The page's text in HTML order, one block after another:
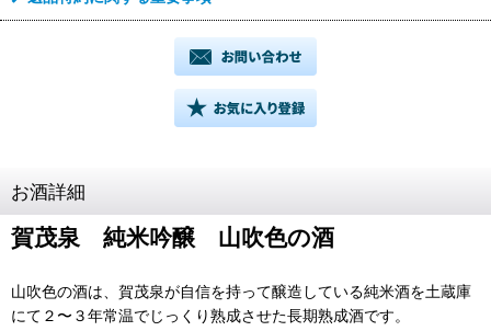
お酒詳細
賀茂泉 純米吟醸 山吹色の酒
山吹色の酒は、賀茂泉が自信を持って醸造している純米酒を土蔵庫
にて２〜３年常温でじっくり熟成させた長期熟成酒です。